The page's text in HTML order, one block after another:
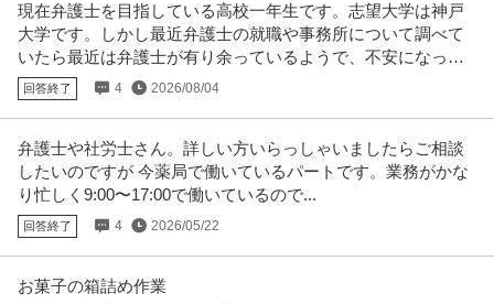
月給24万円
―――――――――――――― この仕事のおすすめポイント！ ――――――
―――――――― ・らあめ…続きを見る
接客なし
株式会社ドクターペダル
新着 パート・アルバイト 交通費支給 学歴不問 シフト制
時給1,600円
即戦力となる経験者の方のみの募集となります。 街中でよく⾒かけるシェア
現在弁護士を目指している高校一年生です。志望大学は神戸
大学です。しかし最近弁護士の就職や事務所について調べて
いたら最近は弁護士が有り余っているようで、不安になって
きました。
回答終了 4 2026/08/04
弁護士や社労士さん。詳しい方いらっしゃいましたらご相談
したいのですが 今薬局で働いているパートです。業務がかな
り忙しく9:00〜17:00で働いているので...
回答終了 4 2026/05/22
お菓子の箱詰め作業